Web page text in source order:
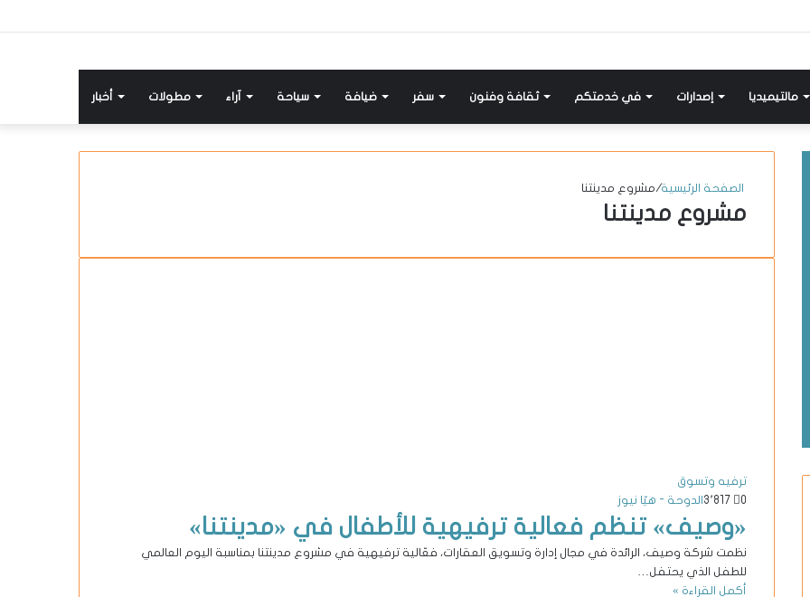
أخبار مطولات آراء سياحة ضيافة سفر ثقافة وفنون في خدمتكم إصدارات مالتيميديا
الصفحة الرئيسية/مشروع مدينتنا
مشروع مدينتنا
ترفيه وتسوق
الدوحة - هيّا نيوز
0
«وصيف» تنظم فعالية ترفيهية للأطفال في «مدينتنا»
نظمت شركة وصيف، الرائدة في مجال إدارة وتسويق العقارات، فعّالية ترفيهية في مشروع مدينتنا بمناسبة اليوم العالمي
للطفل الذي يحتفل…
أكمل القراءة »